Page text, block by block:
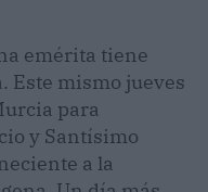
emérita tiene
Este mismo jueves
para
y Santísimo
a la